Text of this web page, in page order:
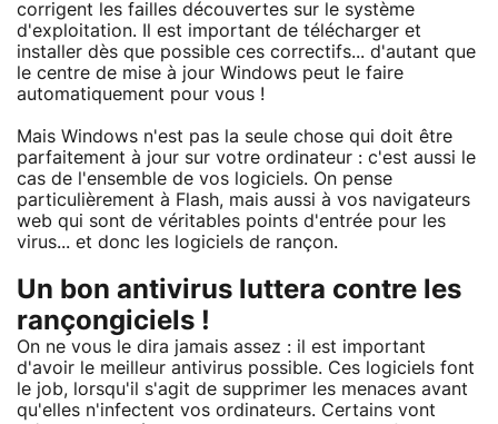
corrigent les failles découvertes sur le système
d'exploitation. Il est important de télécharger et
installer dès que possible ces correctifs... d'autant que
le centre de mise à jour Windows peut le faire
automatiquement pour vous !
Mais Windows n'est pas la seule chose qui doit être
parfaitement à jour sur votre ordinateur : c'est aussi le
cas de l'ensemble de vos logiciels. On pense
particulièrement à Flash, mais aussi à vos navigateurs
web qui sont de véritables points d'entrée pour les
virus... et donc les logiciels de rançon.
Un bon antivirus luttera contre les
rançongiciels !
On ne vous le dira jamais assez : il est important
d'avoir le meilleur antivirus possible. Ces logiciels font
le job, lorsqu'il s'agit de supprimer les menaces avant
qu'elles n'infectent vos ordinateurs. Certains vont